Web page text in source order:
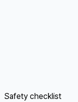
Safety checklist